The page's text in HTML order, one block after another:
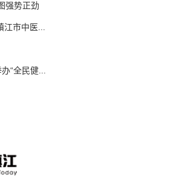
强势正劲
市中医...
“全民健...